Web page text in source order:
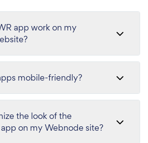
app work on my
mobile-friendly?
the look of the
on my Webnode site?